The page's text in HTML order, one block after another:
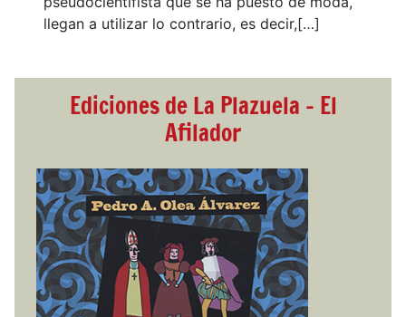
llegan a utilizar lo contrario, es decir,[…]
Ediciones de La Plazuela - El
Afilador